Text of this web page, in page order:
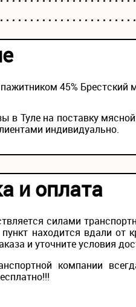
45%
в Туле на поставку
индивидуально.
и оплата
силами
находится вдали от
и уточните условия
компании